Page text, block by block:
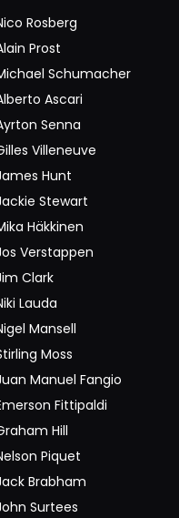
Rosberg
Prost
Schumacher
Ascari
Senna
Villeneuve
Hunt
Stewart
Häkkinen
Verstappen
Clark
Lauda
Mansell
Moss
Manuel Fangio
Fittipaldi
Hill
Piquet
Brabham
Surtees